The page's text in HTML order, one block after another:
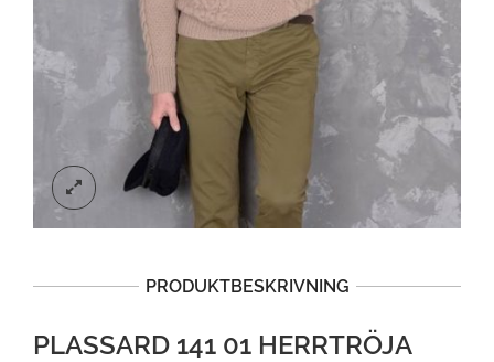
PRODUKTBESKRIVNING
PLASSARD 141 01 HERRTRÖJA